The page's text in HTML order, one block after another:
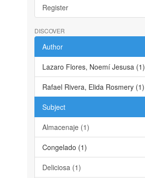
Register
DISCOVER
Author
Lazaro Flores, Noemí Jesusa (1)
Rafael Rivera, Elida Rosmery (1)
Subject
Almacenaje (1)
Congelado (1)
Deliciosa (1)